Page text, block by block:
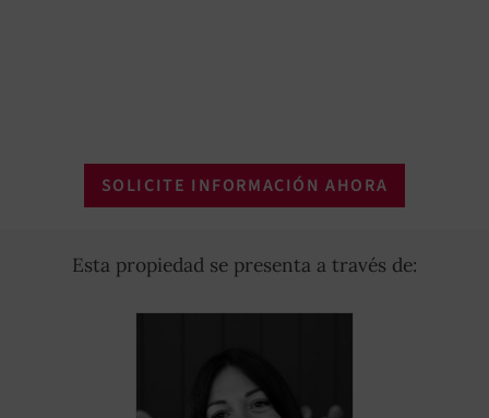
SOLICITE INFORMACIÓN AHORA
Esta propiedad se presenta a través de: